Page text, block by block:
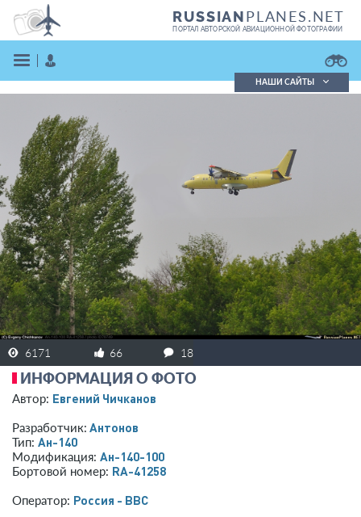
RUSSIANPLANES.NET
ПОРТАЛ АВТОРСКОЙ АВИАЦИОННОЙ ФОТОГРАФИИ
ЗАРЕГИСТРИРОВАТЬСЯ
НАШИ САЙТЫ
6171 66 18
ИНФОРМАЦИЯ О ФОТО
Автор: Евгений Чичканов
Разработчик: Антонов
Тип: Ан-140
Модификация: Ан-140-100
Бортовой номер: RA-41258
Оператор: Россия - ВВС